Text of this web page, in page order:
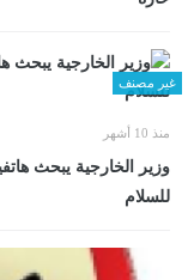
غير مصنف
منذ 10 أشهر
وزير الخارجية يبحث
للسلام